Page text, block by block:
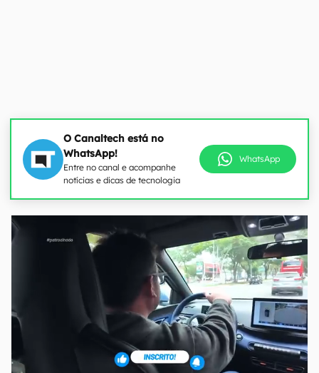
O Canaltech está no
WhatsApp!
Entre no canal e acompanhe
notícias e dicas de tecnologia
WhatsApp